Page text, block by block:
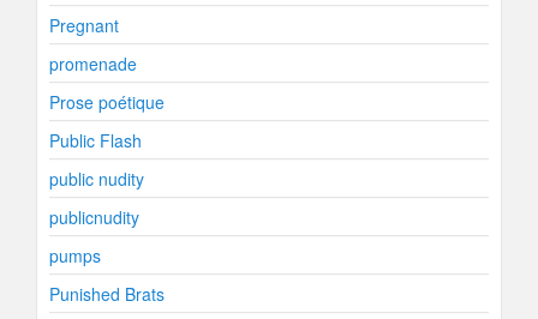
Pregnant
promenade
Prose poétique
Public Flash
public nudity
publicnudity
pumps
Punished Brats